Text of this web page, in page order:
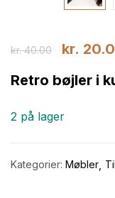
kr.40.00 kr.
Retro bøjler i
2 på lager
Kategorier: Møbler